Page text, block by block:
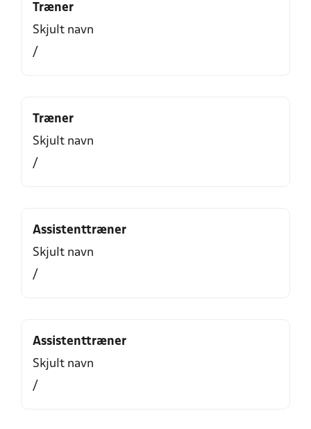
Træner
Skjult navn
/
Træner
Skjult navn
/
Assistenttræner
Skjult navn
/
Assistenttræner
Skjult navn
/